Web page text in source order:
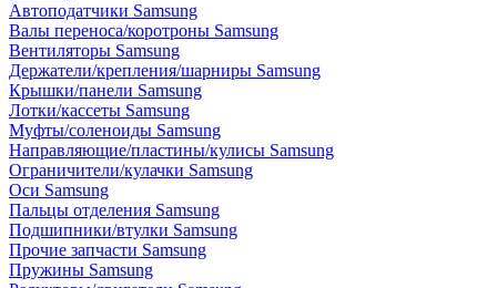
Автоподатчики Samsung
Валы переноса/коротроны Samsung
Вентиляторы Samsung
Держатели/крепления/шарниры Samsung
Крышки/панели Samsung
Лотки/кассеты Samsung
Муфты/соленоиды Samsung
Направляющие/пластины/кулисы Samsung
Ограничители/кулачки Samsung
Оси Samsung
Пальцы отделения Samsung
Подшипники/втулки Samsung
Прочие запчасти Samsung
Пружины Samsung